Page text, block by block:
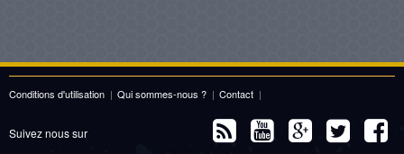
Conditions d'utilisation | Qui sommes-nous ? | Contact |
Suivez nous sur